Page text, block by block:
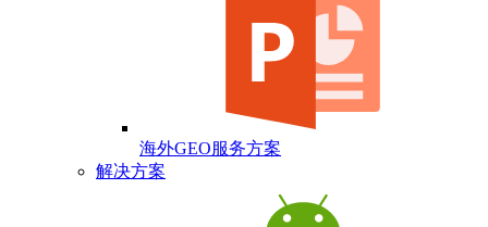
海外GEO服务方案
解决方案